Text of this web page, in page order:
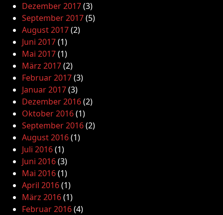
Dezember 2017(3)
September 2017(5)
August 2017(2)
Juni 2017(1)
Mai 2017(1)
März 2017(2)
Februar 2017(3)
Januar 2017(3)
Dezember 2016(2)
Oktober 2016(1)
September 2016(2)
August 2016(1)
Juli 2016(1)
Juni 2016(3)
Mai 2016(1)
April 2016(1)
März 2016(1)
Februar 2016(4)